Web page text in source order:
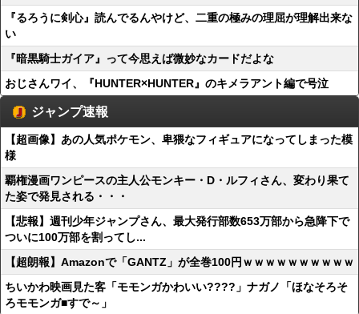
『るろうに剣心』読んでるんやけど、二重の極みの理屈が理解出来な
い
『暗黒騎士ガイア』って今思えば微妙なカードだよな
おじさんワイ、『HUNTER×HUNTER』のキメラアント編で号泣
ジャンプ速報
【超画像】あの人気ポケモン、卑猥なフィギュアになってしまった模
様
覇権漫画ワンピースの主人公モンキー・D・ルフィさん、変わり果て
た姿で発見される・・・
【悲報】週刊少年ジャンプさん、最大発行部数653万部から急降下で
ついに100万部を割ってし...
【超朗報】Amazonで「GANTZ」が全巻100円ｗｗｗｗｗｗｗｗｗｗ
ちいかわ映画見た客「モモンガかわいい????」ナガノ「ほなそろそ
ろモモンガ■すで～」